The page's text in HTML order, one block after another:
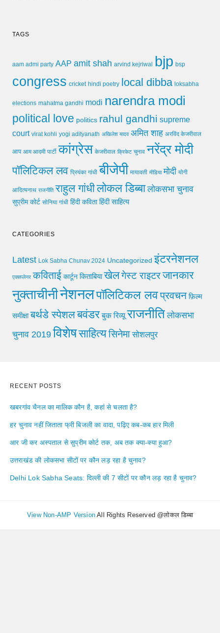
TAGS
aam admi party AAP amit shah arvind kejriwal bjp bsp
congress cricket hindi poetry local dibba loksabha
elections mahatma gandhi modi narendra modi
political love politics rahul gandhi supreme
court virat kohli yogi adityanath अखिलेश यादव अमित शाह अरविंद केजरीवाल
आप आम आदमी पार्टी कांग्रेस केजरीवाल क्रिकेट चुनाव नरेंद्र मोदी
पॉलिटिकल लव प्रियंका गांधी बीजेपी मायावती मीडिया मोदी योगी
आदित्यनाथ राजनीति राहुल गांधीलोकल डिब्बा लोकसभा चुनाव
सुप्रीम कोर्ट सोनिया गांधी हिंदी कविता हिंदी साहित्य
CATEGORIES
Latest Lok Sabha Chunav 2024 Uncategorized इंटरनेशनल
एक्सप्लेनर कविताई कार्टून किताबिया खेलगेस्ट राइटरजानकार
नुक्ताचीनीनेशनलपॉलिटिकल लवप्रवचन फ़िल्म
समीक्षा बर्थडे स्पेशलबवंडर बुक रिव्यू राजनीति लोकसभा
चुनाव 2019 विशेषसाहित्यसिनेमा सोशलपुर
RECENT POSTS
खबरगांव चैनल का मालिक कौन है, कहां से चलता है?
हर चुनाव नहीं जिताता फ्री बिजली का वादा, पढ़िए कब-कब हार मिली
आर जी कर अस्पताल से सुप्रीम कोर्ट तक, अब तक क्या-क्या हुआ?
उत्तराखंड की लोकसभा सीटों पर कौन लड़ रहा है चुनाव?
Delhi Lok Sabha Seats: दिल्ली की 7 सीटों पर कौन लड़ रहा है चुनाव?
View Non-AMP Version All Rights Reserved @लोकल डिब्बा